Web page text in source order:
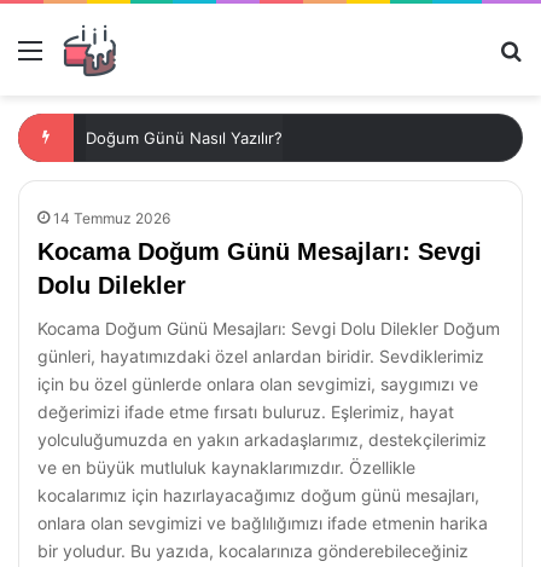
Menü
Doğum Günü Nasıl Yazılır?
14 Temmuz 2026
Kocama Doğum Günü Mesajları: Sevgi
Dolu Dilekler
Kocama Doğum Günü Mesajları: Sevgi Dolu Dilekler Doğum
günleri, hayatımızdaki özel anlardan biridir. Sevdiklerimiz
için bu özel günlerde onlara olan sevgimizi, saygımızı ve
değerimizi ifade etme fırsatı buluruz. Eşlerimiz, hayat
yolculuğumuzda en yakın arkadaşlarımız, destekçilerimiz
ve en büyük mutluluk kaynaklarımızdır. Özellikle
kocalarımız için hazırlayacağımız doğum günü mesajları,
onlara olan sevgimizi ve bağlılığımızı ifade etmenin harika
bir yoludur. Bu yazıda, kocalarınıza gönderebileceğiniz